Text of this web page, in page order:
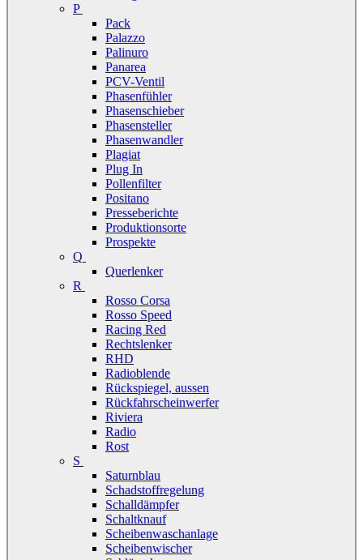
P
Pack
Palazzo
Palinuro
Panarea
PCV-Ventil
Phasenfühler
Phasenschieber
Phasensteller
Phasenwandler
Plagiat
Plug In
Pollenfilter
Positano
Presseberichte
Produktionsorte
Prospekte
Q
Querlenker
R
Rosso Corsa
Rosso Speed
Racing Red
Rechtslenker
RHD
Radioblende
Rückspiegel, aussen
Rückfahrscheinwerfer
Riviera
Radio
Rost
S
Saturnblau
Schadstoffregelung
Schalldämpfer
Schaltknauf
Scheibenwaschanlage
Scheibenwischer